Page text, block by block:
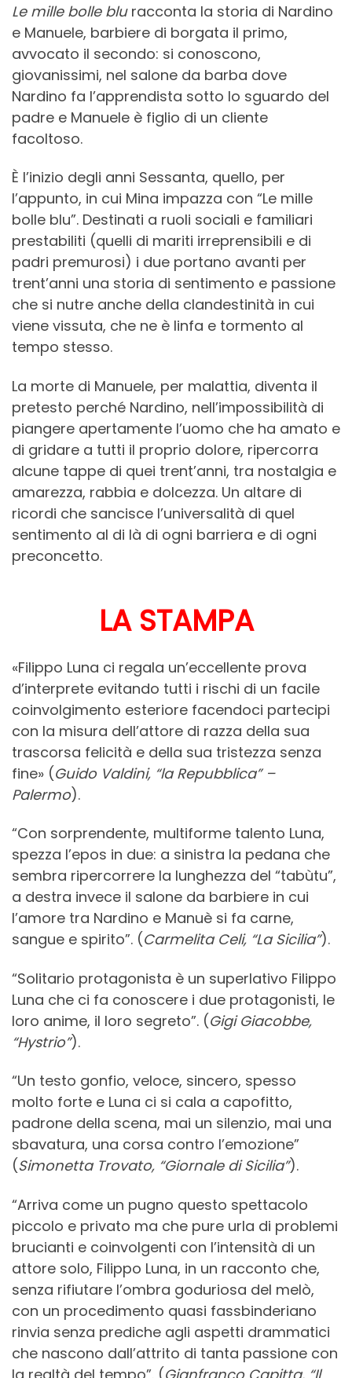
Le mille bolle bluracconta la storia di Nardino
e Manuele, barbiere di borgata il primo,
avvocato il secondo: si conoscono,
giovanissimi, nel salone da barba dove
Nardino fa l’apprendista sotto lo sguardo del
padre e Manuele è figlio di un cliente
facoltoso.
È l’inizio degli anni Sessanta, quello, per
l’appunto, in cui Mina impazza con “Le mille
bolle blu”. Destinati a ruoli sociali e familiari
prestabiliti (quelli di mariti irreprensibili e di
padri premurosi) i due portano avanti per
trent’anni una storia di sentimento e passione
che si nutre anche della clandestinità in cui
viene vissuta, che ne è linfa e tormento al
tempo stesso.
La morte di Manuele, per malattia, diventa il
pretesto perché Nardino, nell’impossibilità di
piangere apertamente l’uomo che ha amato e
di gridare a tutti il proprio dolore, ripercorra
alcune tappe di quei trent’anni, tra nostalgia e
amarezza, rabbia e dolcezza. Un altare di
ricordi che sancisce l’universalità di quel
sentimento al di là di ogni barriera e di ogni
preconcetto.
LA STAMPA
«Filippo Luna ci regala un’eccellente prova
d’interprete evitando tutti i rischi di un facile
coinvolgimento esteriore facendoci partecipi
con la misura dell’attore di razza della sua
trascorsa felicità e della sua tristezza senza
fine» (Guido Valdini, “la Repubblica” –
Palermo).
“Con sorprendente, multiforme talento Luna,
spezza l’epos in due: a sinistra la pedana che
sembra ripercorrere la lunghezza del “tabùtu”,
a destra invece il salone da barbiere in cui
l’amore tra Nardino e Manuè si fa carne,
sangue e spirito”. (Carmelita Celi, “La Sicilia”).
“Solitario protagonista è un superlativo Filippo
Luna che ci fa conoscere i due protagonisti, le
loro anime, il loro segreto”. (Gigi Giacobbe,
“Hystrio”).
“Un testo gonfio, veloce, sincero, spesso
molto forte e Luna ci si cala a capofitto,
padrone della scena, mai un silenzio, mai una
sbavatura, una corsa contro l’emozione”
(Simonetta Trovato, “Giornale di Sicilia”).
“Arriva come un pugno questo spettacolo
piccolo e privato ma che pure urla di problemi
brucianti e coinvolgenti con l’intensità di un
attore solo, Filippo Luna, in un racconto che,
senza rifiutare l’ombra goduriosa del melò,
con un procedimento quasi fassbinderiano
rinvia senza prediche agli aspetti drammatici
che nascono dall’attrito di tanta passione con